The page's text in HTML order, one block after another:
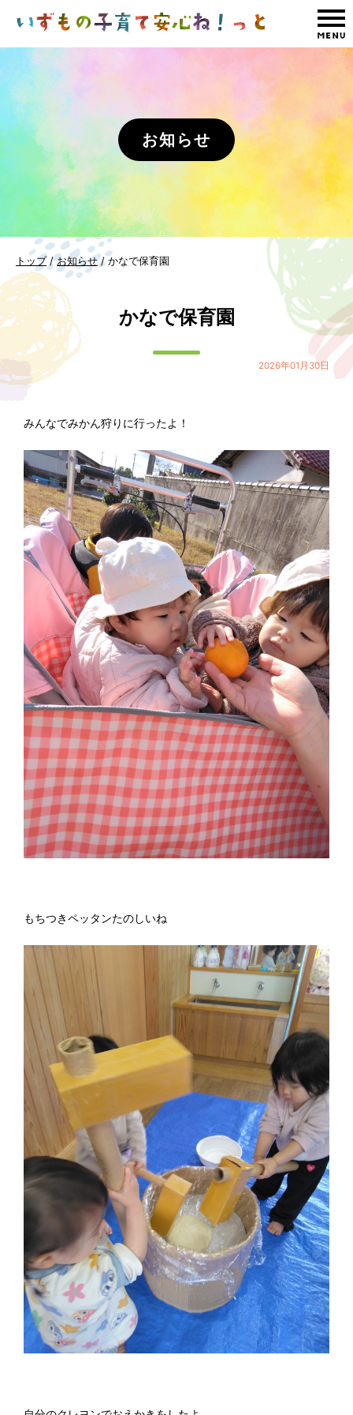
このページの本文へ
お知らせ
現
在
の
位
置：
トップ/お知らせ/ かなで保育園
かなで保育園
2026年01月30日
みんなでみかん狩りに行ったよ！
もちつきペッタンたのしいね